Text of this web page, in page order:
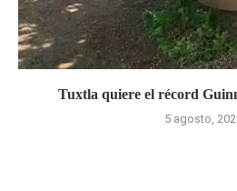
Tuxtla quiere el récord
5 agosto,